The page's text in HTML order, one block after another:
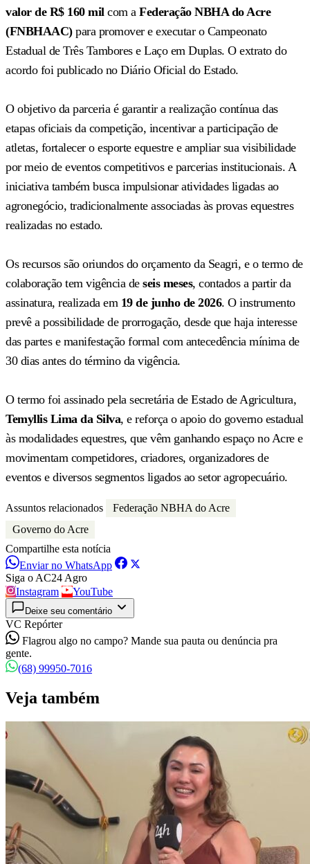
valor de R$ 160 mil com a Federação NBHA do Acre
(FNBHAAC)para promover e executar o Campeonato
Estadual de Três Tambores e Laço em Duplas. O extrato do
acordo foi publicado no Diário Oficial do Estado.
O objetivo da parceria é garantir a realização contínua das
etapas oficiais da competição, incentivar a participação de
atletas, fortalecer o esporte equestre e ampliar sua visibilidade
por meio de eventos competitivos e parcerias institucionais. A
iniciativa também busca impulsionar atividades ligadas ao
agronegócio, tradicionalmente associadas às provas equestres
realizadas no estado.
Os recursos são oriundos do orçamento da Seagri, e o termo de
colaboração tem vigência de seis meses, contados a partir da
assinatura, realizada em 19 de junho de 2026. O instrumento
prevê a possibilidade de prorrogação, desde que haja interesse
das partes e manifestação formal com antecedência mínima de
30 dias antes do término da vigência.
O termo foi assinado pela secretária de Estado de Agricultura,
Temyllis Lima da Silva, e reforça o apoio do governo estadual
às modalidades equestres, que vêm ganhando espaço no Acre e
movimentam competidores, criadores, organizadores de
eventos e diversos segmentos ligados ao setor agropecuário.
Assuntos relacionados
Federação NBHA do Acre
Governo do Acre
Compartilhe esta notícia
Enviar no WhatsApp
Siga o AC24 Agro
Instagram
YouTube
Deixe seu comentário
VC Repórter
Flagrou algo no campo? Mande sua pauta ou denúncia pra
gente.
(68) 99950-7016
Veja também